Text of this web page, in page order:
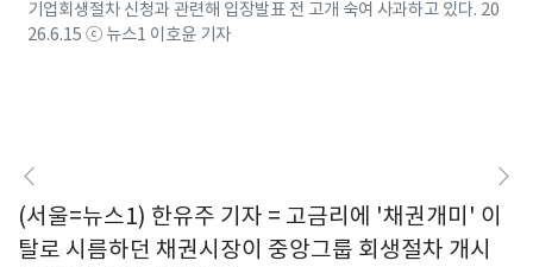
기업회생절차 신청과 관련해 입장발표 전 고개 숙여 사과하고 있다. 20
26.6.15 ⓒ 뉴스1 이호윤 기자
(서울=뉴스1) 한유주 기자 = 고금리에 '채권개미' 이
탈로 시름하던 채권시장이 중앙그룹 회생절차 개시